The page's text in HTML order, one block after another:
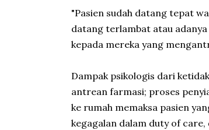
"Pasien sudah datang tepat
datang terlambat atau
kepada mereka yang
Dampak psikologis dari
antrean farmasi; proses
ke rumah memaksa pasien
kegagalan dalam duty of